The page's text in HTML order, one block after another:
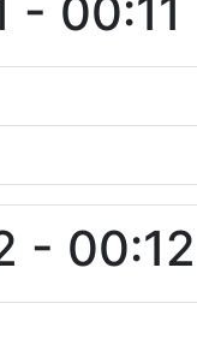
- 00:11
- 00:12